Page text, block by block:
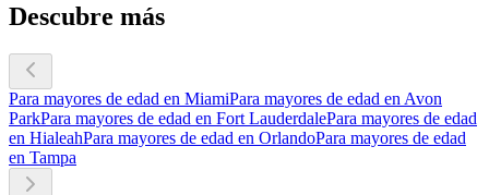
Descubre más
Para mayores de edad en MiamiPara mayores de edad en Avon
ParkPara mayores de edad en Fort LauderdalePara mayores de edad
en HialeahPara mayores de edad en OrlandoPara mayores de edad
en Tampa